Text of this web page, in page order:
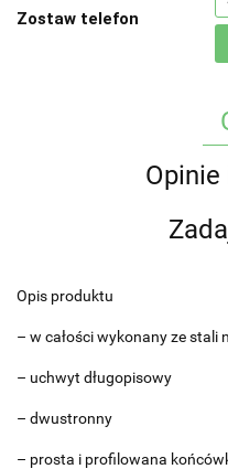
Zostaw telefon
Opinie
Opis produktu
– w całości wykonany ze stali
– uchwyt długopisowy
– dwustronny
– prosta i profilowana